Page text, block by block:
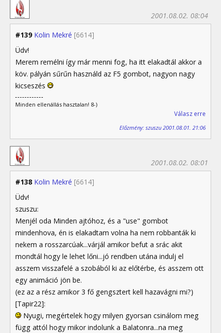
#139 Kolin Mekré [6614]
2001.08.02. 08:04
Üdv!
Merem remélni így már menni fog, ha itt elakadtál akkor a
köv. pályán sűrűn használd az F5 gombot, nagyon nagy
kicseszés
Minden ellenállás hasztalan! 8-)
Válasz erre
Előzmény: szuszu 2001.08.01. 21:06
#138 Kolin Mekré [6614]
2001.08.02. 08:01
Üdv!
szuszu:
Menjél oda Minden ajtóhoz, és a "use" gombot
mindenhova, én is elakadtam volna ha nem robbanták ki
nekem a rosszarcúak...várjál amikor befut a srác akit
mondtál hogy le lehet lőni...jó rendben utána indulj el
asszem visszafelé a szobából ki az előtérbe, és asszem ott
egy animáció jön be.
(ez az a rész amikor 3 fő gengsztert kell hazavágni mi?)
[Tapir22]:
Nyugi, megértelek hogy milyen gyorsan csinálom meg
függ attól hogy mikor indolunk a Balatonra...na meg